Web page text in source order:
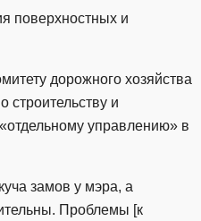
поверхностных и
дорожного хозяйства
строительству и
управлению» в
замов у мэра, а
Проблемы [к